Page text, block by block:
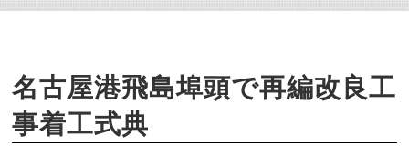
名古屋港飛島埠頭で再編改良工
事着工式典